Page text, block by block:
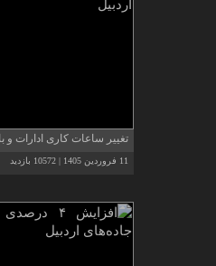
تغییر ساعات کاری ادارات و
11 فروردین 1405 | 10572 بازدید